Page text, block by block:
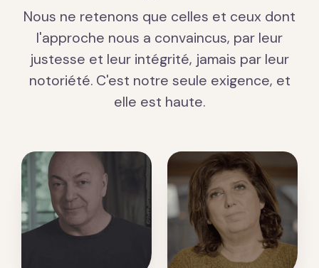
Nous ne retenons que celles et ceux dont
l'approche nous a convaincus, par leur
justesse et leur intégrité, jamais par leur
notoriété. C'est notre seule exigence, et
elle est haute.